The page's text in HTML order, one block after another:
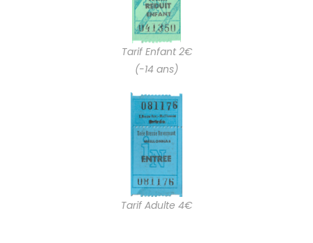
Tarif Enfant 2€
(-14 ans)
Tarif Adulte 4€